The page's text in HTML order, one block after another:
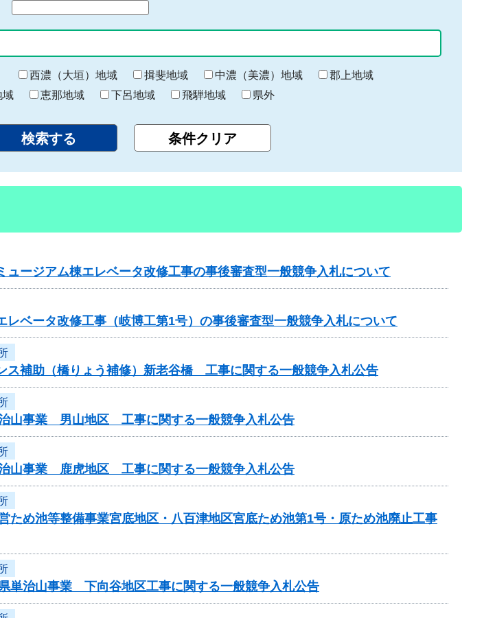
終
わ
り
西濃（大垣）地域 揖斐地域 中濃（美濃）地域
郡上地域
域 恵那地域 下呂地域 飛騨地域 県外
ュージアム棟エレベータ改修工事の事後審査型一般競争入札について
レベータ改修工事（岐博工第1号）の事後審査型一般競争入札について
ス補助（橋りょう補修）新老谷橋 工事に関する一般競争入札公告
山事業 男山地区 工事に関する一般競争入札公告
山事業 鹿虎地区 工事に関する一般競争入札公告
ため池等整備事業宮底地区・八百津地区宮底ため池第1号・原ため池廃止工事
単治山事業 下向谷地区工事に関する一般競争入札公告